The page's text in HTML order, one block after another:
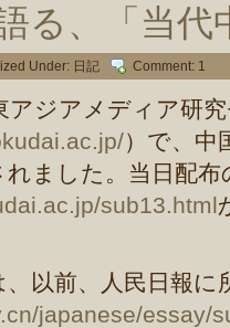
る、「当代
Under: 日記 Comment: 1
ジアメディア研
）で、中
れました。当日配
sub13.html
以前、人民日報に
japanese/essay/